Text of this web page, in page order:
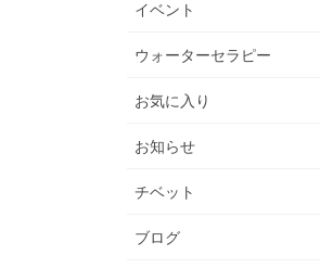
イベント
ウォーターセラピー
お気に入り
お知らせ
チベット
ブログ